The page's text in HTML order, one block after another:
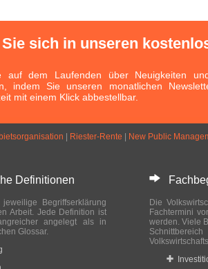
sich in unseren
dem Laufenden über Neuigkeiten
indem Sie unseren monatlichen
mit einem Klick abbestellbar.
Riester-Rente New Public
Definitionen
Begriffserklärung
Arbeit. Jede Definition ist
angelegt als in
Glossar.
Die
Fachtermini
werden. Viele